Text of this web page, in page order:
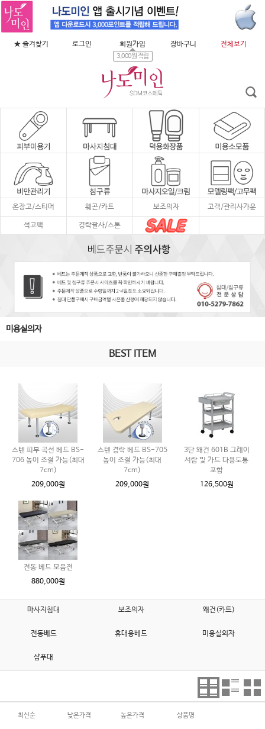
★ 즐겨찾기 로그인 회원가입
3,000원 적립
장바구니 전체보기
온장고/스티머 웨곤/카트 보조의자 고객/관리사가운
석고팩 경락괄사/스톤
미용실의자
BEST ITEM
스텐 피부 곡선 베드 BS-
706 높이 조절 가능(최대
7cm)
209,000원
스텐 경락 베드 BS-705
높이 조절 가능(최대
7cm)
209,000원
3단 왜건 601B 그레이
서랍 및 가드 다용도통
포함
126,500원
전동 베드 모음전
880,000원
마사지침대 보조의자 왜건(카트)
전동베드 휴대용베드 미용실의자
샴푸대
최신순 낮은가격 높은가격 상품명